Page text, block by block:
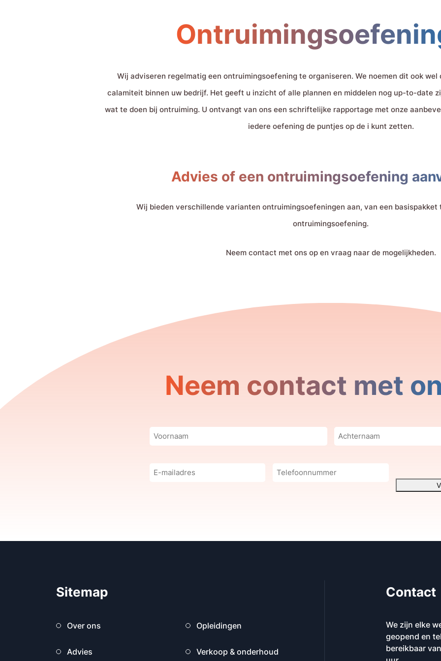
Wij adviseren regelmatig een ontruimingsoefening te organiseren. We noemen dit ook
calamiteit binnen uw bedrijf. Het geeft u inzicht of alle plannen en middelen nog up-to-date
wat te doen bij ontruiming. U ontvangt van ons een schriftelijke rapportage met onze
iedere oefening de puntjes op de i kunt zetten.
Advies of een ontruimingsoefening
Wij bieden verschillende varianten ontruimingsoefeningen aan, van een
ontruimingsoefening.
Neem contact met ons op en vraag naar de mogelijkheden.
Neem contact met
Voornaam Achternaam
E-
Telefoonnummer
Sitemap
Over ons Opleidingen
Advies Verkoop & onderhoud
Contact
We zijn elke
geopend en
bereikbaar